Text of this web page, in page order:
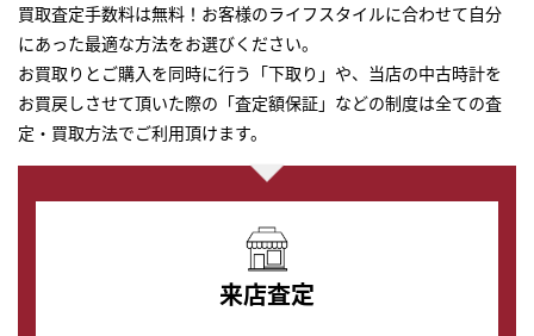
買取査定手数料は無料！お客様のライフスタイルに合わせて自分
にあった最適な方法をお選びください。
お買取りとご購入を同時に行う「下取り」や、当店の中古時計を
お買戻しさせて頂いた際の「査定額保証」などの制度は全ての査
定・買取方法でご利用頂けます。
来店査定